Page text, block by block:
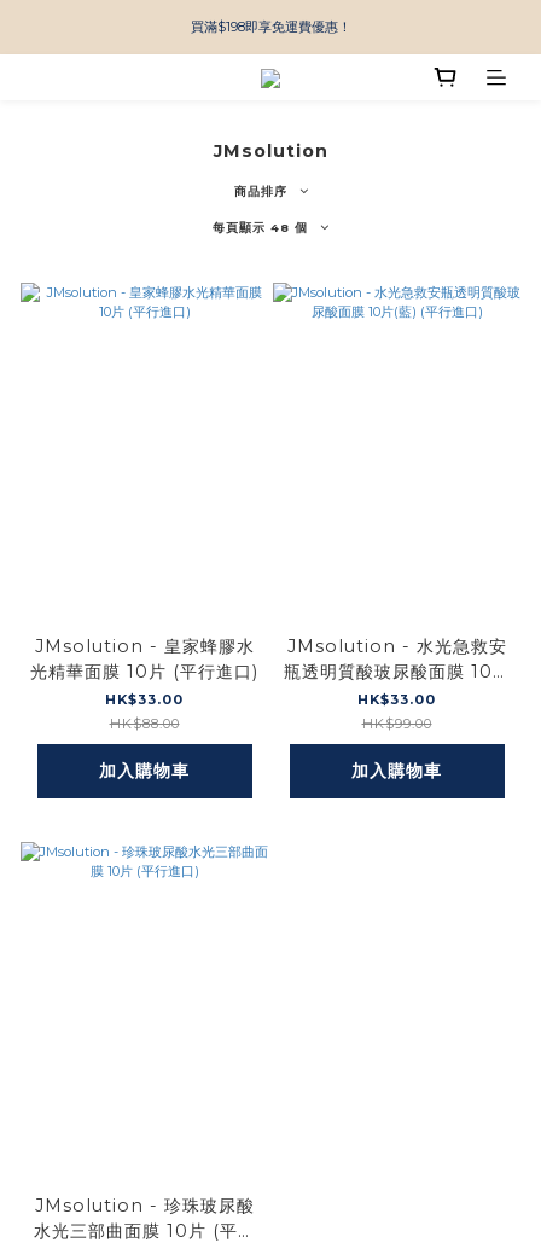
買滿$198即享免運費優惠！
JMsolution
商品排序
每頁顯示 48 個
JMsolution - 皇家蜂膠水
光精華面膜 10片 (平行進口)
HK$33.00
HK$88.00
加入購物車
JMsolution - 水光急救安
瓶透明質酸玻尿酸面膜 10片
(藍) (平行進口)
HK$33.00
HK$99.00
加入購物車
JMsolution - 珍珠玻尿酸
水光三部曲面膜 10片 (平行